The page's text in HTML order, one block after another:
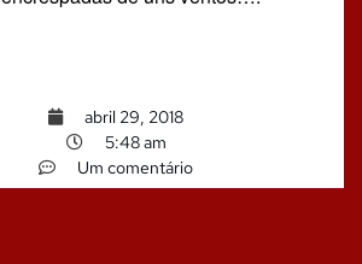
abril 29, 2018
5:48 am
Um comentário